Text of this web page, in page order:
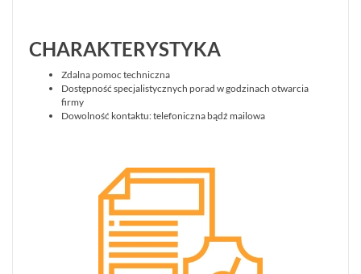
CHARAKTERYSTYKA
Zdalna pomoc techniczna
Dostępność specjalistycznych porad w godzinach otwarcia
firmy
Dowolność kontaktu: telefoniczna bądź mailowa